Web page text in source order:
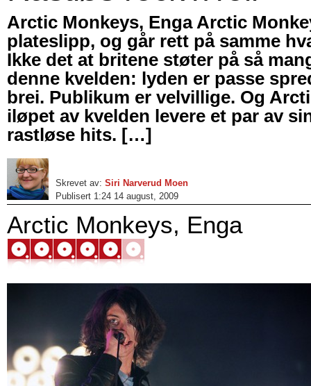
Arctic Monkeys, Enga Arctic
plateslipp, og går rett på samme
Ikke det at britene støter på så
denne kvelden: lyden er passe
brei. Publikum er velvillige. Og
iløpet av kvelden levere et par av
rastløse hits. […]
Skrevet av: Siri Narverud Moen
Publisert 1:24 14 august, 2009
Arctic Monkeys, Enga